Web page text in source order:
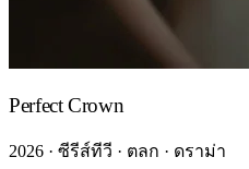
Perfect Crown
2026 · ซีรีส์ทีวี · ตลก · ดราม่า